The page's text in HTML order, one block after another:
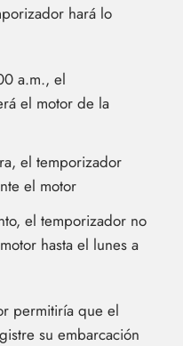
hará lo
a.m., el
el motor de la
el temporizador
el motor
el temporizador no
hasta el lunes a
permitiría que el
su embarcación